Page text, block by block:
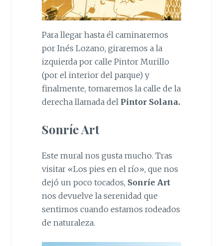
Para llegar hasta él caminaremos
por Inés Lozano, giraremos a la
izquierda por calle Pintor Murillo
(por el interior del parque) y
finalmente, tomaremos la calle de la
derecha llamada del Pintor Solana.
Sonríe Art
Este mural nos gusta mucho. Tras
visitar «Los pies en el río», que nos
dejó un poco tocados, Sonríe Art
nos devuelve la serenidad que
sentimos cuando estamos rodeados
de naturaleza.